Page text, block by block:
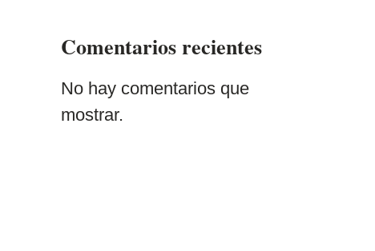
Comentarios recientes
No hay comentarios que
mostrar.